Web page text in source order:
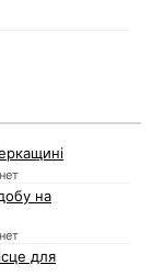
на
для